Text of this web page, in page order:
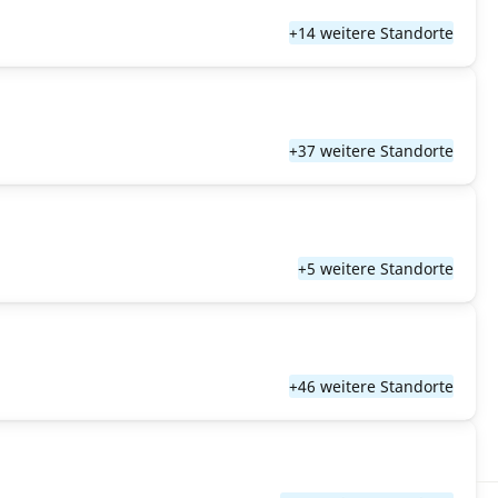
+14 weitere Standorte
+37 weitere Standorte
+5 weitere Standorte
+46 weitere Standorte